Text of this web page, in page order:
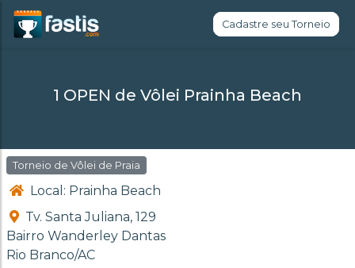
Cadastre seu Torneio
1 OPEN de Vôlei Prainha Beach
Torneio de Vôlei de Praia
Local: Prainha Beach
Tv. Santa Juliana, 129
Bairro Wanderley Dantas
Rio Branco/AC